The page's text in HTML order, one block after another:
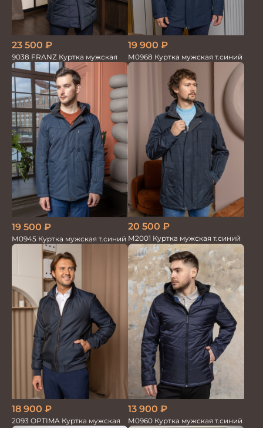
23 500 ₽
9038 FRANZ Куртка мужская
19 900 ₽
М0968 Куртка мужская т.синий
19 500 ₽
М0945 Куртка мужская т.синий
20 500 ₽
М2001 Куртка мужская т.синий
18 900 ₽
2093 OPTIMA Куртка мужская
13 900 ₽
М0960 Куртка мужская т.синий